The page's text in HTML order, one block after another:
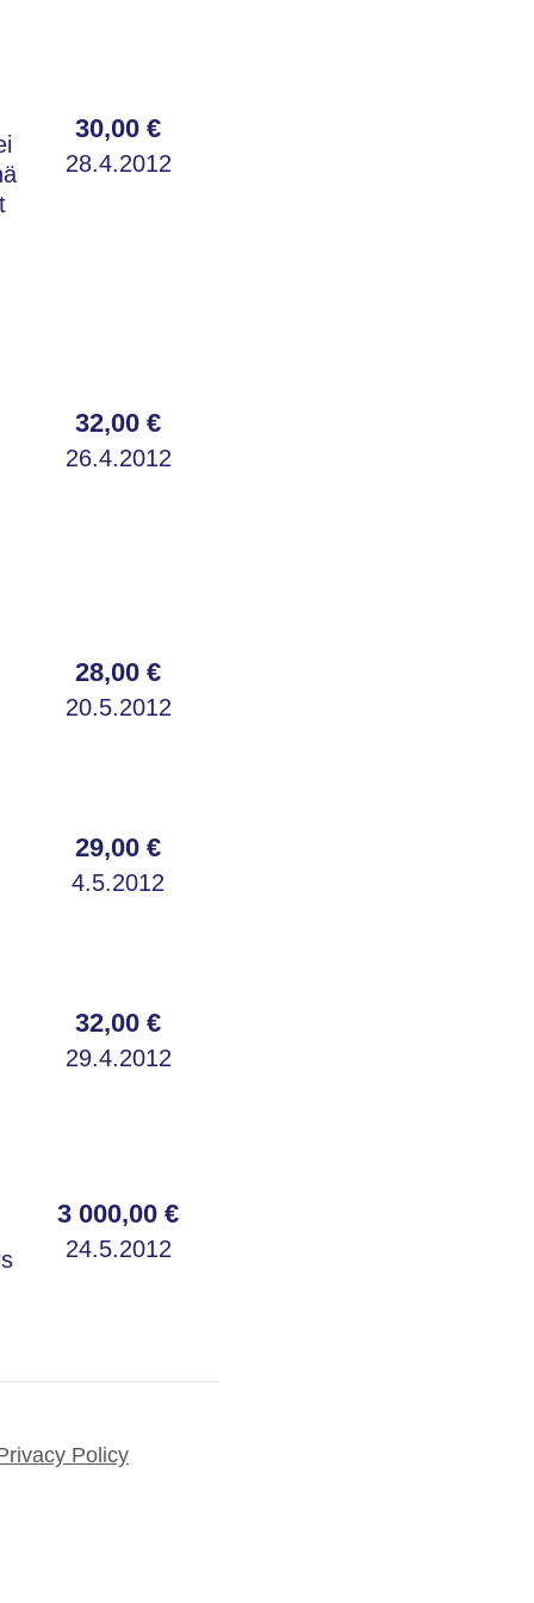
30,00 €
28.4.2012
32,00 €
26.4.2012
28,00 €
20.5.2012
29,00 €
4.5.2012
32,00 €
29.4.2012
3 000,00 €
24.5.2012
Policy